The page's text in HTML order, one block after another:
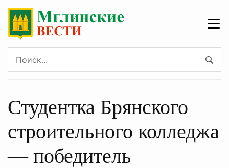
Студентка Брянского
строительного колледжа
— победитель